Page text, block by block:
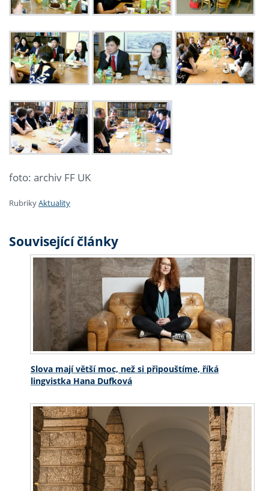
foto: archiv FF UK
RubrikyAktuality
Související články
Slova mají větší moc, než si připouštíme, říká
lingvistka Hana Dufková